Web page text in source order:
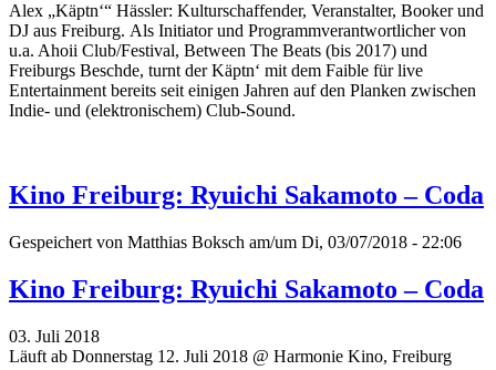
Alex „Käptn‘“ Hässler: Kulturschaffender, Veranstalter, Booker und
DJ aus Freiburg. Als Initiator und Programmverantwortlicher von
u.a. Ahoii Club/Festival, Between The Beats (bis 2017) und
Freiburgs Beschde, turnt der Käptn‘ mit dem Faible für live
Entertainment bereits seit einigen Jahren auf den Planken zwischen
Indie- und (elektronischem) Club-Sound.
Kino Freiburg: Ryuichi Sakamoto – Coda
Gespeichert von Matthias Boksch am/um Di, 03/07/2018 - 22:06
Kino Freiburg: Ryuichi Sakamoto – Coda
03. Juli 2018
Läuft ab Donnerstag 12. Juli 2018 @ Harmonie Kino, Freiburg